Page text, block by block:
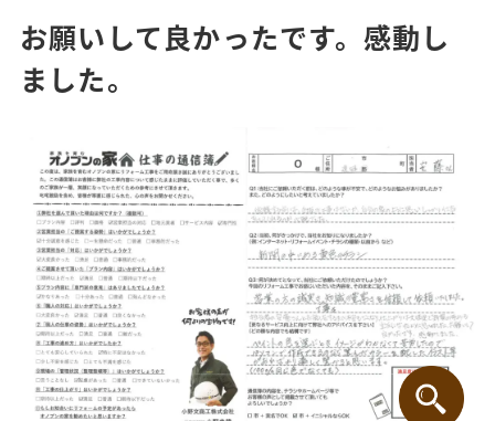
お願いして良かったです。感動し
ました。